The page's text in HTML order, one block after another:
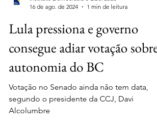
Instituto Democracia e Liberdade
16 de ago. de 2024
1 min de leitura
Lula pressiona e governo
consegue adiar votação sobre
autonomia do BC